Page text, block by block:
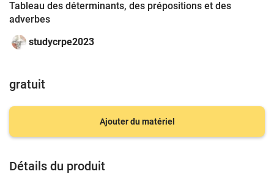
Tableau des déterminants, des prépositions et des
adverbes
studycrpe2023
gratuit
Ajouter du matériel
Détails du produit